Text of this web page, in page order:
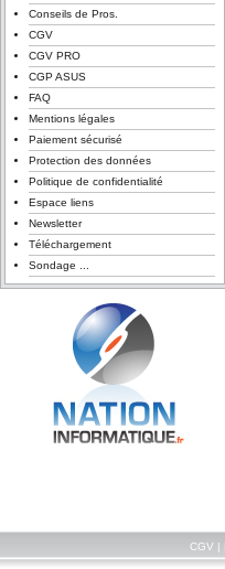
Conseils de Pros.
CGV
CGV PRO
CGP ASUS
FAQ
Mentions légales
Paiement sécurisé
Protection des données
Politique de confidentialité
Espace liens
Newsletter
Téléchargement
Sondage ...
CGV